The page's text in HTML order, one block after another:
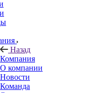
Назад
Компания
О компании
Новости
Команда